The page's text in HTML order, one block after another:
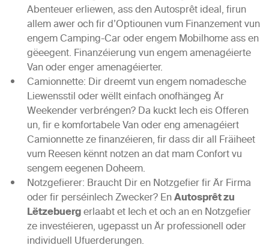
Abenteuer erliewen, ass den Autosprêt ideal, firun
allem awer och fir d’Optiounen vum Finanzement vun
engem Camping-Car oder engem Mobilhome ass en
gëeegent. Finanzéierung vun engem amenagéierte
Vanoderenger amenagéierter.
Camionnette: Dir dreemt vun engem nomadesche
Liewensstil oder wëllt einfach onofhängeg Är
Weekender verbréngen? Da kuckt Iech eis Offeren
un, fir e komfortabele Van oder engamenagéiert
Camionnette ze finanzéieren, fir dass dir all Fräiheet
vum Reesen kënnt notzen an dat mam Confort vu
sengem eegenen Doheem.
Notzgefierer: Braucht Dir en Notzgefier fir Är Firma
oder fir perséinlech Zwecker? EnAutosprêt zu
Lëtzebuergerlaabt et Iech et och an en Notzgefier
ze investéieren, ugepasst un Är professionell oder
individuell Ufuerderungen.